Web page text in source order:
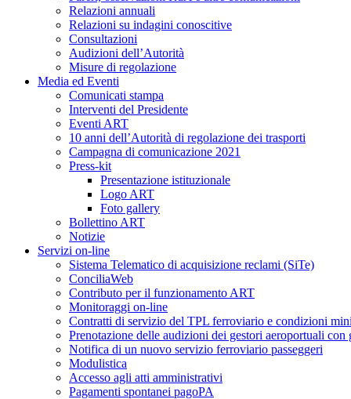
Relazioni annuali
Relazioni su indagini conoscitive
Consultazioni
Audizioni dell’Autorità
Misure di regolazione
Media ed Eventi
Comunicati stampa
Interventi del Presidente
Eventi ART
10 anni dell’Autorità di regolazione dei trasporti
Campagna di comunicazione 2021
Press-kit
Presentazione istituzionale
Logo ART
Foto gallery
Bollettino ART
Notizie
Servizi on-line
Sistema Telematico di acquisizione reclami (SiTe)
ConciliaWeb
Contributo per il funzionamento ART
Monitoraggi on-line
Contratti di servizio del TPL ferroviario e condizioni
Prenotazione delle audizioni dei gestori aeroportuali con
Notifica di un nuovo servizio ferroviario passeggeri
Modulistica
Accesso agli atti amministrativi
Pagamenti spontanei pagoPA